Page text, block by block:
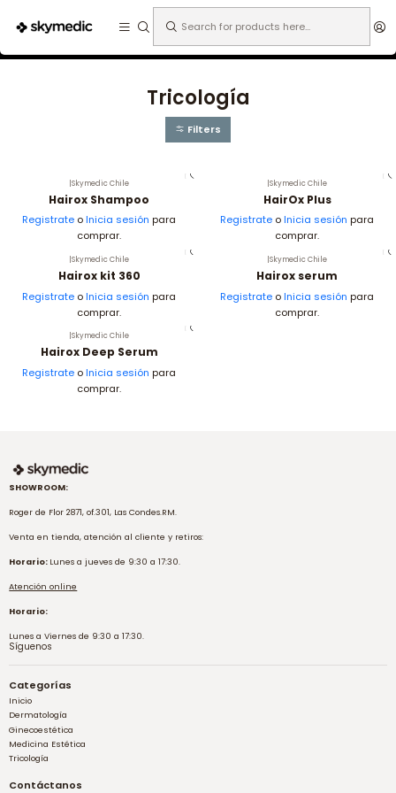
Cosmética paciente Tricología
Tricología
Filters
|Skymedic Chile
Hairox Shampoo
Registrate o Inicia sesión para
comprar.
|Skymedic Chile
HairOx Plus
Registrate o Inicia sesión para
comprar.
|Skymedic Chile
Hairox kit 360
Registrate o Inicia sesión para
comprar.
|Skymedic Chile
Hairox serum
Registrate o Inicia sesión para
comprar.
Skymedic Chile
Hairox Deep Serum
Registrate o Inicia sesión para
comprar.
SHOWROOM:
Roger de Flor 2871, of.301, Las Condes.RM.
Venta en tienda, atención al cliente y retiros:
Horario: Lunes a jueves de 9:30 a 17:30.
Atención online
Horario:
Lunes a Viernes de 9:30 a 17:30.
Síguenos
Categorías
Inicio
Dermatología
Ginecoestética
Medicina Estética
Tricología
Contáctanos